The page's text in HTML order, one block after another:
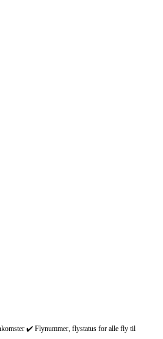
✔️ Flynummer, flystatus for alle fly til